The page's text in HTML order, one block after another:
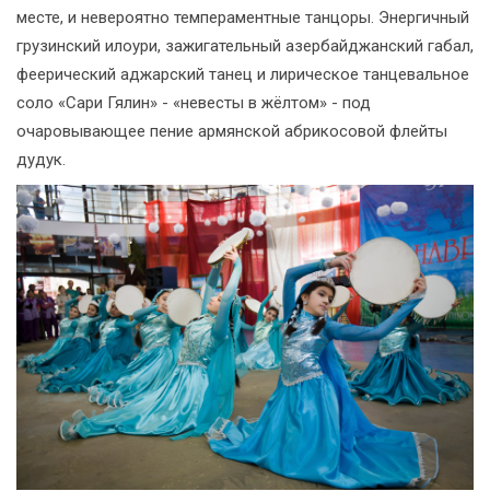
месте, и невероятно темпераментные танцоры. Энергичный
грузинский илоури, зажигательный азербайджанский габал,
феерический аджарский танец и лирическое танцевальное
соло «Сари Гялин» - «невесты в жёлтом» - под
очаровывающее пение армянской абрикосовой флейты
дудук.